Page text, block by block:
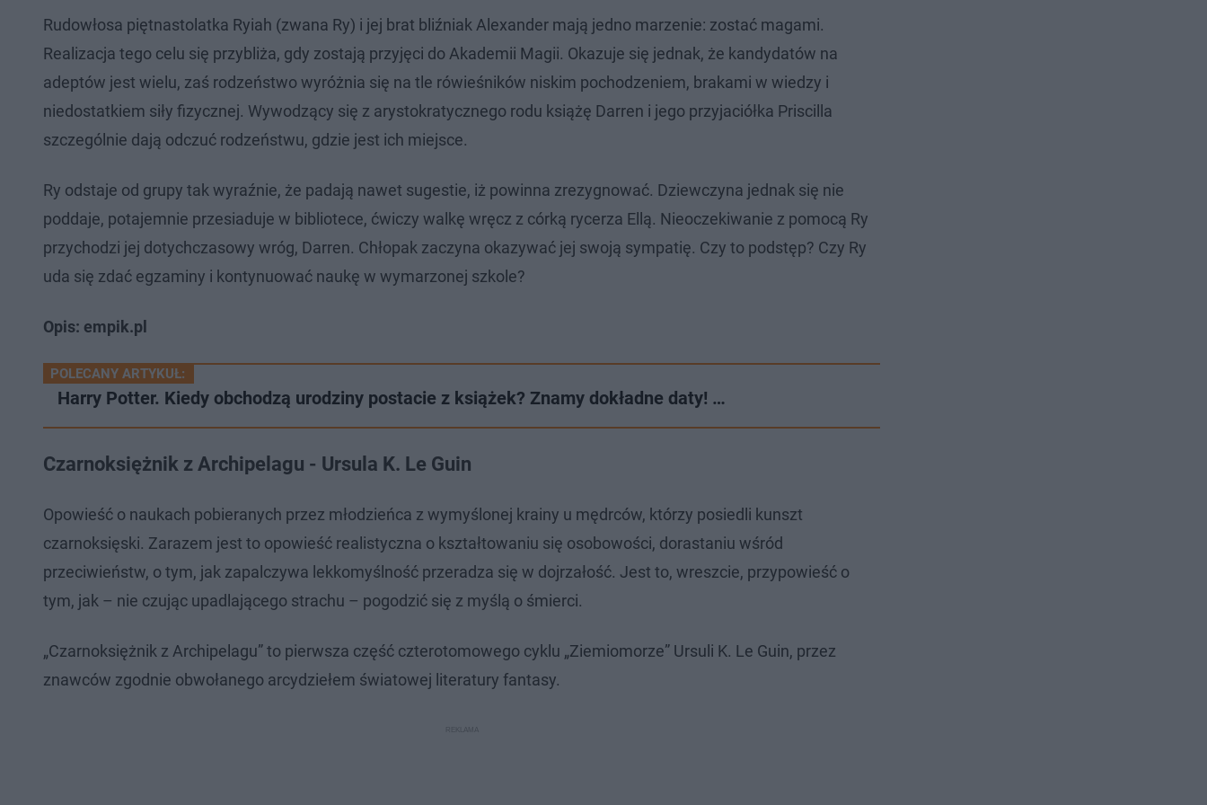
Rudowłosa piętnastolatka Ryiah (zwana Ry) i jej brat bliźniak Alexander mają jedno marzenie: zostać magami.
Realizacja tego celu się przybliża, gdy zostają przyjęci do Akademii Magii. Okazuje się jednak, że kandydatów na
adeptów jest wielu, zaś rodzeństwo wyróżnia się na tle rówieśników niskim pochodzeniem, brakami w wiedzy i
niedostatkiem siły fizycznej. Wywodzący się z arystokratycznego rodu książę Darren i jego przyjaciółka Priscilla
szczególnie dają odczuć rodzeństwu, gdzie jest ich miejsce.
Ry odstaje od grupy tak wyraźnie, że padają nawet sugestie, iż powinna zrezygnować. Dziewczyna jednak się nie
poddaje, potajemnie przesiaduje w bibliotece, ćwiczy walkę wręcz z córką rycerza Ellą. Nieoczekiwanie z pomocą Ry
przychodzi jej dotychczasowy wróg, Darren. Chłopak zaczyna okazywać jej swoją sympatię. Czy to podstęp? Czy Ry
uda się zdać egzaminy i kontynuować naukę w wymarzonej szkole?
Opis: empik.pl
POLECANY ARTYKUŁ:
Harry Potter. Kiedy obchodzą urodziny postacie z książek? Znamy dokładne daty! …
Czarnoksiężnik z Archipelagu - Ursula K. Le Guin
Opowieść o naukach pobieranych przez młodzieńca z wymyślonej krainy u mędrców, którzy posiedli kunszt
czarnoksięski. Zarazem jest to opowieść realistyczna o kształtowaniu się osobowości, dorastaniu wśród
przeciwieństw, o tym, jak zapalczywa lekkomyślność przeradza się w dojrzałość. Jest to, wreszcie, przypowieść o
tym, jak – nie czując upadlającego strachu – pogodzić się z myślą o śmierci.
„Czarnoksiężnik z Archipelagu” to pierwsza część czterotomowego cyklu „Ziemiomorze” Ursuli K. Le Guin, przez
znawców zgodnie obwołanego arcydziełem światowej literatury fantasy.